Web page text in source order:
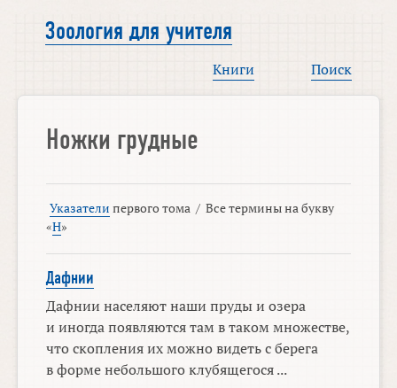
Зоология для учителя
Книги Поиск
Ножки грудные
Указатели первого тома / Все термины на букву
«Н»
Дафнии
Дафнии населяют наши пруды и озера
и иногда появляются там в таком множестве,
что скопления их можно видеть с берега
в форме небольшого клубящегося ...